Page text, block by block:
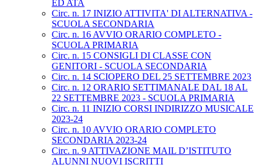
ED ATA
Circ. n. 17 INIZIO ATTIVITA' DI ALTERNATIVA -
SCUOLA SECONDARIA
Circ. n. 16 AVVIO ORARIO COMPLETO -
SCUOLA PRIMARIA
Circ. n. 15 CONSIGLI DI CLASSE CON
GENITORI - SCUOLA SECONDARIA
Circ. n. 14 SCIOPERO DEL 25 SETTEMBRE 2023
Circ. n. 12 ORARIO SETTIMANALE DAL 18 AL
22 SETTEMBRE 2023 - SCUOLA PRIMARIA
Circ. n. 11 INIZIO CORSI INDIRIZZO MUSICALE
2023-24
Circ. n. 10 AVVIO ORARIO COMPLETO
SECONDARIA 2023-24
Circ. n. 9 ATTIVAZIONE MAIL D’ISTITUTO
ALUNNI NUOVI ISCRITTI